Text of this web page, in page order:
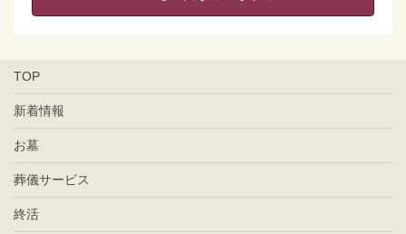
TOP
新着情報
お墓
葬儀サービス
終活